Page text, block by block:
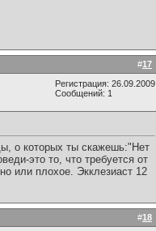
#17
Регистрация: 26.09.2009
Сообщений: 1
о которых ты скажешь:"Нет
это то, что требуется от
или плохое. Экклезиаст 12
#18